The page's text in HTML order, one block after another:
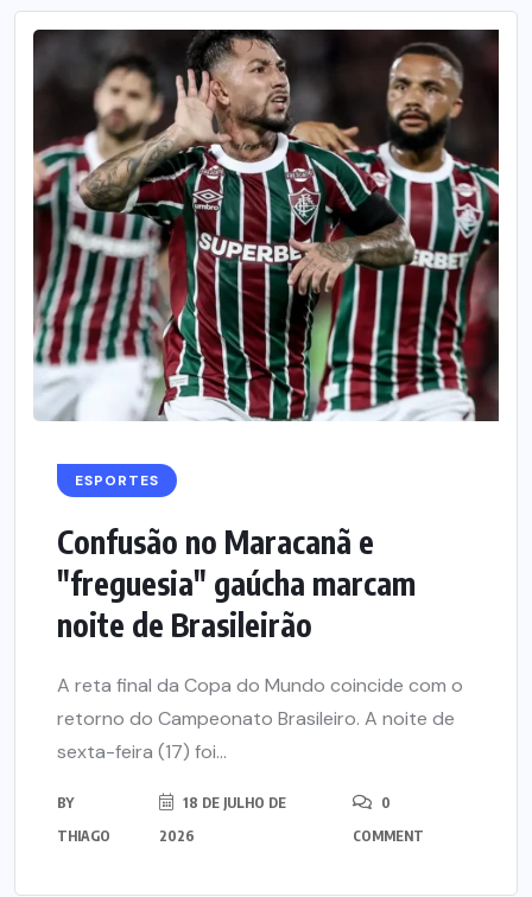
ESPORTES
Confusão no Maracanã e
"freguesia" gaúcha marcam
noite de Brasileirão
A reta final da Copa do Mundo coincide com o
retorno do Campeonato Brasileiro. A noite de
sexta-feira (17) foi...
BY
THIAGO
18 DE JULHO DE
2026
0
COMMENT